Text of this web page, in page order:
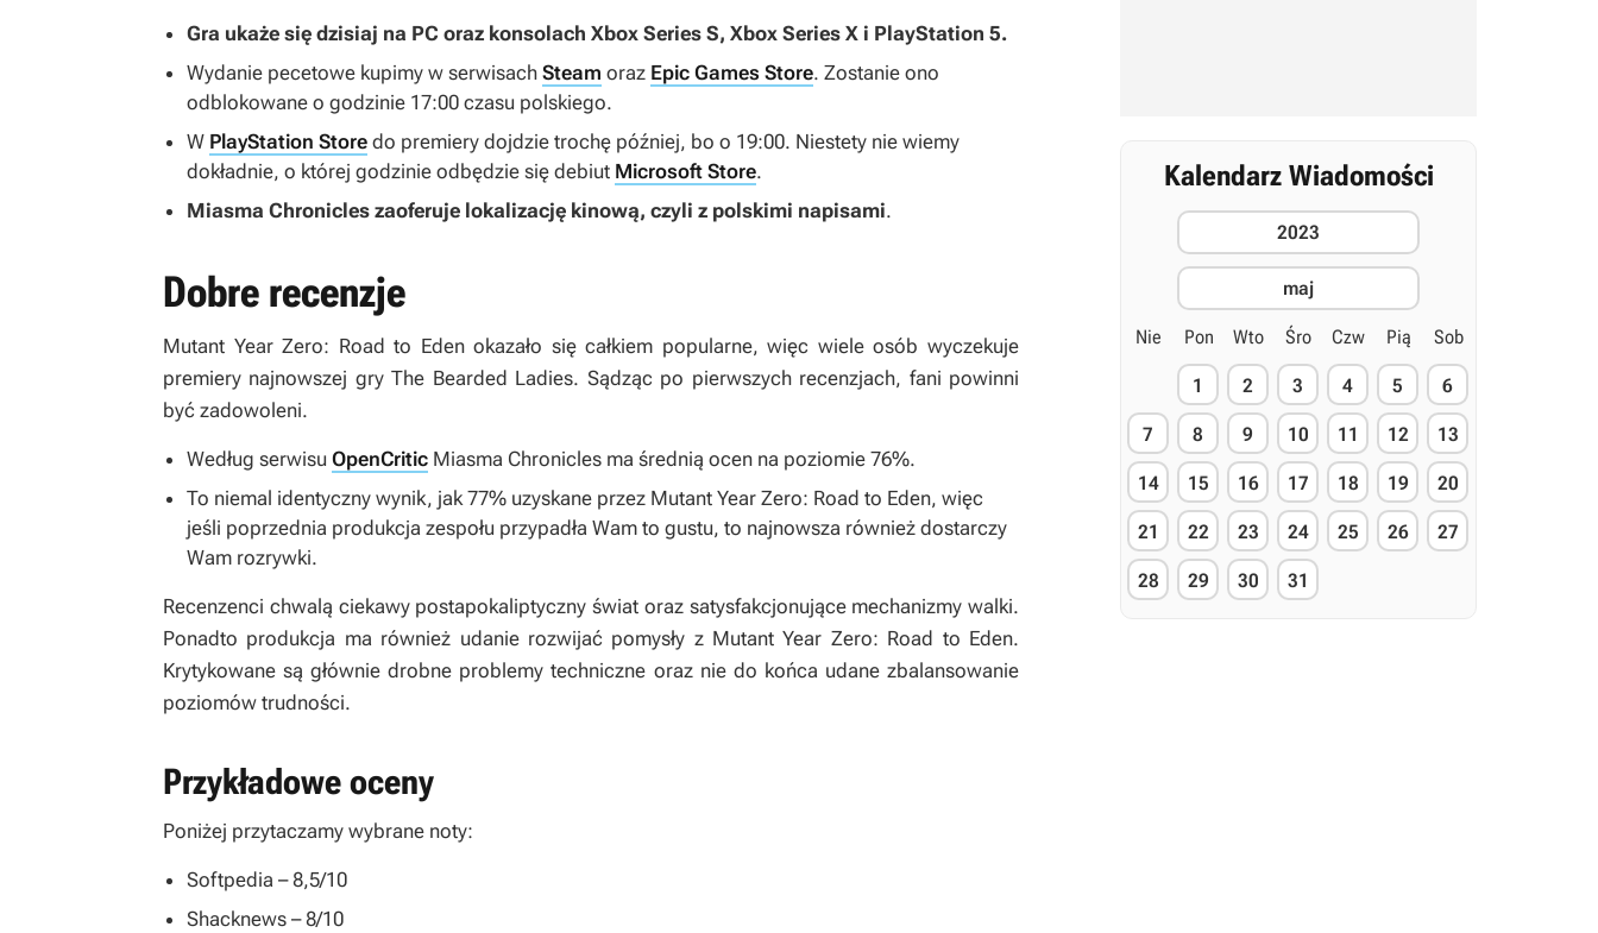
Gra ukaże się dzisiaj na PC oraz konsolach Xbox Series S, Xbox Series X i PlayStation 5.
Wydanie pecetowe kupimy w serwisach Steam oraz Epic Games Store. Zostanie ono
odblokowane o godzinie 17:00 czasu polskiego.
W PlayStation Store do premiery dojdzie trochę później, bo o 19:00. Niestety nie wiemy
dokładnie, o której godzinie odbędzie się debiut Microsoft Store.
Miasma Chronicles zaoferuje lokalizację kinową, czyli z polskimi napisami.
Dobre recenzje
Mutant Year Zero: Road to Edenokazało się całkiem popularne, więc wiele osób wyczekuje
premiery najnowszej gry The Bearded Ladies. Sądząc po pierwszych recenzjach, fani powinni
być zadowoleni.
Według serwisu OpenCritic Miasma Chronicles ma średnią ocen na poziomie 76%.
To niemal identyczny wynik, jak 77% uzyskane przez Mutant Year Zero: Road to Eden, więc
jeśli poprzednia produkcja zespołu przypadła Wam to gustu, to najnowsza również dostarczy
Wam rozrywki.
Recenzenci chwalą ciekawy postapokaliptyczny świat oraz satysfakcjonujące mechanizmy walki.
Ponadto produkcja ma również udanie rozwijać pomysły z Mutant Year Zero: Road to Eden.
Krytykowane są głównie drobne problemy techniczne oraz nie do końca udane zbalansowanie
poziomów trudności.
Przykładowe oceny
Poniżej przytaczamy wybrane noty:
Softpedia – 8,5/10
Shacknews – 8/10
Kalendarz Wiadomości
2023
maj
Nie Pon Wto Śro Czw Pią Sob
1 2 3 4 5 6
7 8 9 10 11 12 13
14 15 16 17 18 19 20
21 22 23 24 25 26 27
28 29 30 31